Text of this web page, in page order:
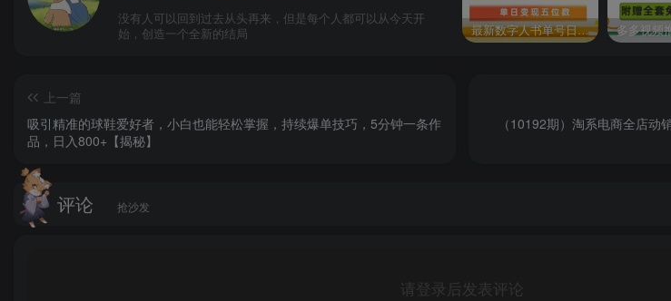
没有人可以回到过去从头再来，但是每个人都可以从今天开
始，创造一个全新的结局
最新数字人书单号日400+创业粉，单日变现五位数，市面卖5980附软件和详…
上一篇
吸引精准的球鞋爱好者，小白也能轻松掌握，持续爆单技巧，5分钟一条作
品，日入800+【揭秘】
（10192期）淘系电商全店
评论 抢沙发
请登录后发表评论